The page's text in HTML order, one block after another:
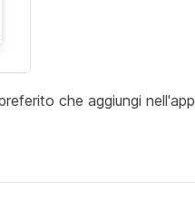
che aggiungi nell'app